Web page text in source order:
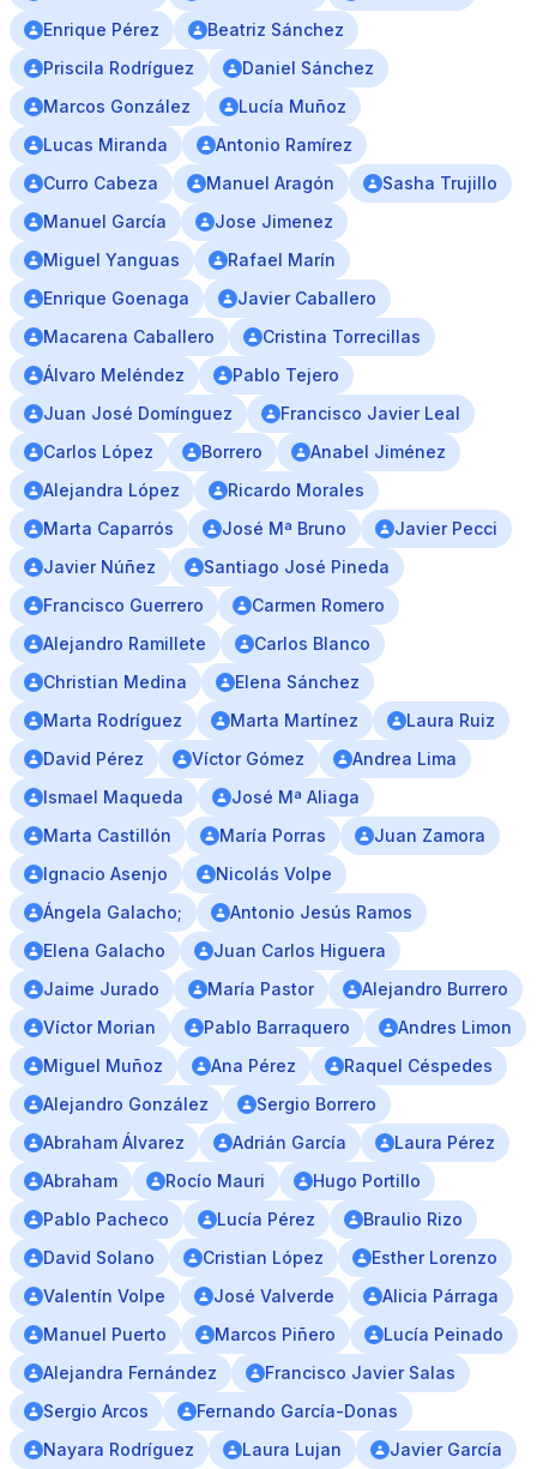
Enrique Pérez
Beatriz Sánchez
Priscila Rodríguez
Daniel Sánchez
Marcos González
Lucía Muñoz
Lucas Miranda
Antonio Ramírez
Curro Cabeza
Manuel Aragón
Sasha Trujillo
Manuel García
Jose Jimenez
Miguel Yanguas
Rafael Marín
Enrique Goenaga
Javier Caballero
Macarena Caballero
Cristina Torrecillas
Álvaro Meléndez
Pablo Tejero
Juan José Domínguez
Francisco Javier Leal
Carlos López
Borrero
Anabel Jiménez
Alejandra López
Ricardo Morales
Marta Caparrós
José Mª Bruno
Javier Pecci
Javier Núñez
Santiago José Pineda
Francisco Guerrero
Carmen Romero
Alejandro Ramillete
Carlos Blanco
Christian Medina
Elena Sánchez
Marta Rodríguez
Marta Martínez
Laura Ruiz
David Pérez
Víctor Gómez
Andrea Lima
Ismael Maqueda
José Mª Aliaga
Marta Castillón
María Porras
Juan Zamora
Ignacio Asenjo
Nicolás Volpe
Ángela Galacho;
Antonio Jesús Ramos
Elena Galacho
Juan Carlos Higuera
Jaime Jurado
María Pastor
Alejandro Burrero
Víctor Morian
Pablo Barraquero
Andres Limon
Miguel Muñoz
Ana Pérez
Raquel Céspedes
Alejandro González
Sergio Borrero
Abraham Álvarez
Adrián García
Laura Pérez
Abraham
Rocío Mauri
Hugo Portillo
Pablo Pacheco
Lucía Pérez
Braulio Rizo
David Solano
Cristian López
Esther Lorenzo
Valentín Volpe
José Valverde
Alicia Párraga
Manuel Puerto
Marcos Piñero
Lucía Peinado
Alejandra Fernández
Francisco Javier Salas
Sergio Arcos
Fernando García-Donas
Nayara Rodríguez
Laura Lujan
Javier García